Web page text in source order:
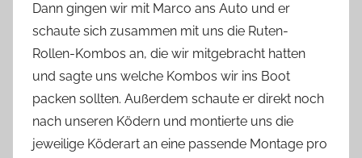
Dann gingen wir mit Marco ans Auto und er
schaute sich zusammen mit uns die Ruten-
Rollen-Kombos an, die wir mitgebracht hatten
und sagte uns welche Kombos wir ins Boot
packen sollten. Außerdem schaute er direkt noch
nach unseren Ködern und montierte uns die
jeweilige Köderart an eine passende Montage pro